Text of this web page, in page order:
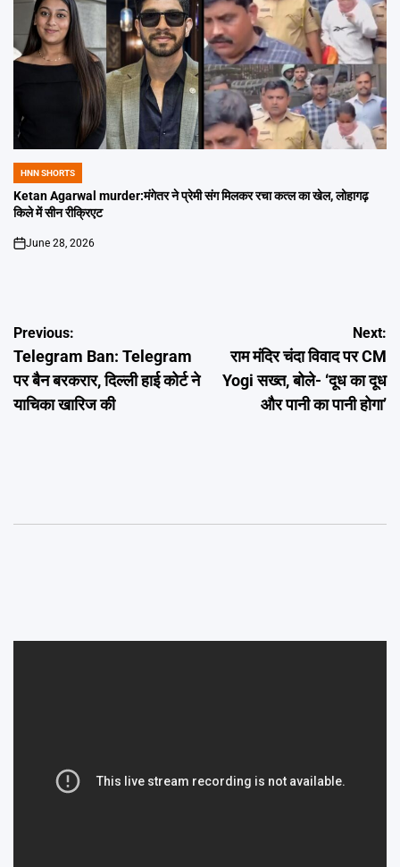
POSTED
IN
HNN SHORTS
Ketan Agarwal murder:मंगेतर ने प्रेमी संग मिलकर रचा कत्ल का खेल, लोहागढ़
किले में सीन रीक्रिएट
on
June 28, 2026
Post
navigation
Previous:
Telegram Ban: Telegram
पर बैन बरकरार, दिल्ली हाई कोर्ट ने
याचिका खारिज की
Next:
राम मंदिर चंदा विवाद पर CM
Yogi सख्त, बोले- ‘दूध का दूध
और पानी का पानी होगा’